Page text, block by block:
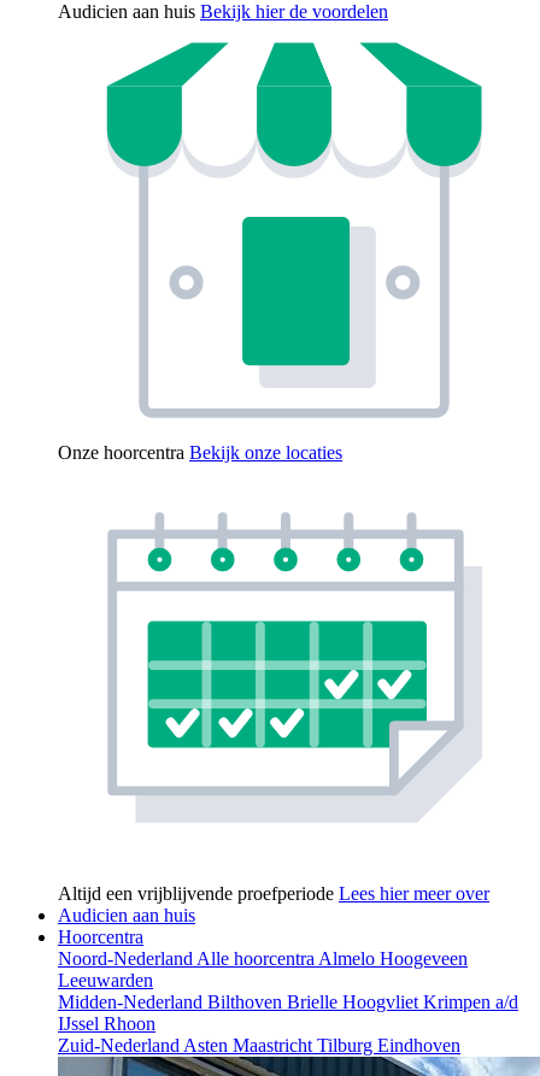
Audicien aan huis Bekijk hier de voordelen
Onze hoorcentra Bekijk onze locaties
Altijd een vrijblijvende proefperiode Lees hier meer over
Audicien aan huis
Hoorcentra
Noord-NederlandAlle hoorcentraAlmelo Hoogeveen
Leeuwarden
Midden-Nederland Bilthoven Brielle HoogvlietKrimpen a/d
IJssel Rhoon
Zuid-NederlandAsten MaastrichtTilburg Eindhoven